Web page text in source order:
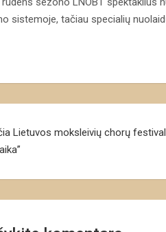
sistemoje, tačiau specialių
Lietuvos moksleivių chorų